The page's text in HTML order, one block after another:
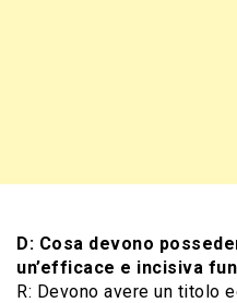
D: Cosa devono
un’efficace e incisiva
R: Devono avere un titolo